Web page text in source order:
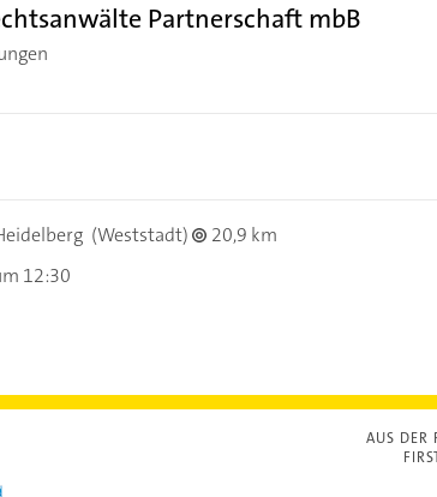
Partnerschaft mbB
(Weststadt)
20,9 km
12:30
AUS DER